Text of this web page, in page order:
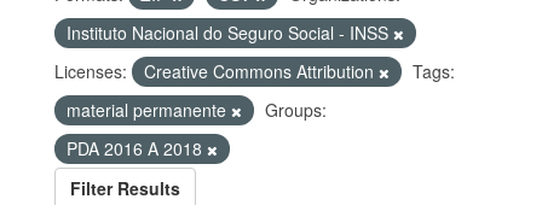
Instituto Nacional do Seguro Social - INSS
Licenses:
Creative Commons Attribution
Tags:
material permanente
Groups:
PDA 2016 A 2018
Filter Results